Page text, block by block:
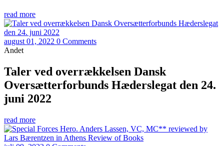
read more
august 01, 2022 0 Comments
Andet
Taler ved overrækkelsen Dansk
Oversætterforbunds Hæderslegat den 24.
juni 2022
read more